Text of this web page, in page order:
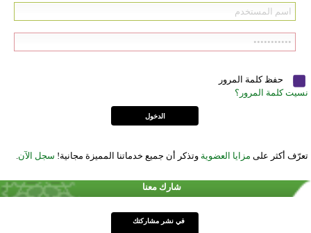
حفظ كلمة المرور
نسيت كلمة المرور؟
تعرّف أكثر على مزايا العضوية وتذكر أن جميع خدماتنا المميزة مجانية! سجل الآن.
شارك معنا
في نشر مشاركتك